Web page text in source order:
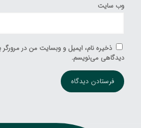
وب‌ سایت
ذخیره نام، ایمیل و وبسایت من در مرورگر
دیدگاهی می‌نویسم.